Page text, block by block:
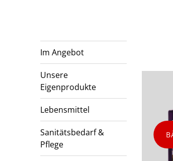
Im Angebot
Unsere
Eigenprodukte
Lebensmittel
Sanitätsbedarf &
Pflege